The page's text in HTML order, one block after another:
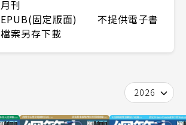
月刊
EPUB(固定版面) 不提供電子書
檔案另存下載
2026